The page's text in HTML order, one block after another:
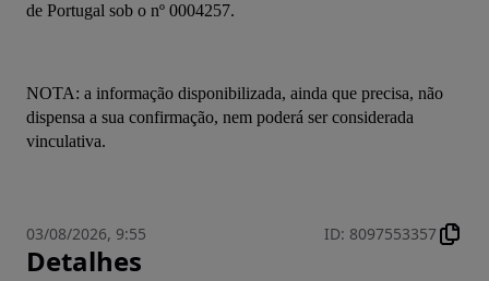
de Portugal sob o nº 0004257.
NOTA: a informação disponibilizada, ainda que precisa, não
dispensa a sua confirmação, nem poderá ser considerada
vinculativa.
03/08/2026, 9:55 ID: 8097553357
Detalhes